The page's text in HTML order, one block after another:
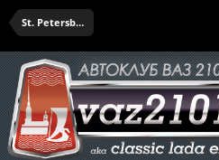
St. Petersburg Classic Grand Prix 2020